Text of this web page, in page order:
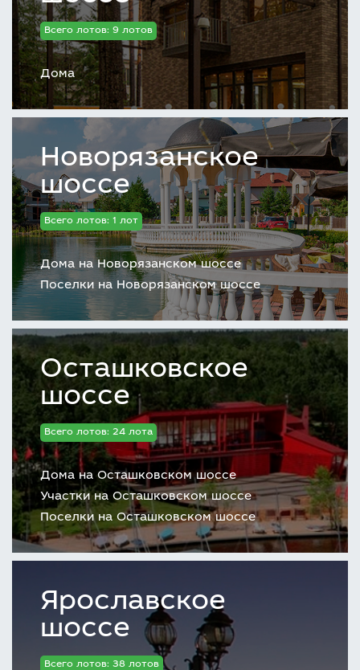
Всего лотов: 9 лотов
Дома
Новорязанское
шоссе
Всего лотов: 1 лот
Дома на Новорязанском шоссе
Поселки на Новорязанском шоссе
Осташковское
шоссе
Всего лотов: 24 лота
Дома на Осташковском шоссе
Участки на Осташковском шоссе
Поселки на Осташковском шоссе
Ярославское
шоссе
Всего лотов: 38 лотов